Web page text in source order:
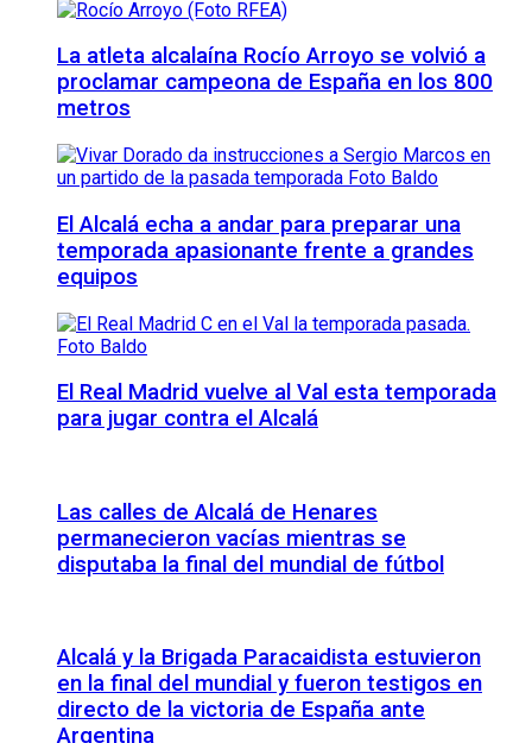
La atleta alcalaína Rocío Arroyo se volvió a
proclamar campeona de España en los 800
metros
El Alcalá echa a andar para preparar una
temporada apasionante frente a grandes
equipos
El Real Madrid vuelve al Val esta temporada
para jugar contra el Alcalá
Las calles de Alcalá de Henares
permanecieron vacías mientras se
disputaba la final del mundial de fútbol
Alcalá y la Brigada Paracaidista estuvieron
en la final del mundial y fueron testigos en
directo de la victoria de España ante
Argentina